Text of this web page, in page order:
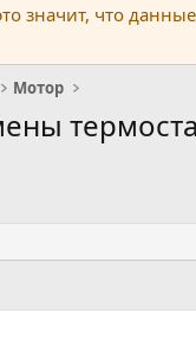
значит, что
Мотор